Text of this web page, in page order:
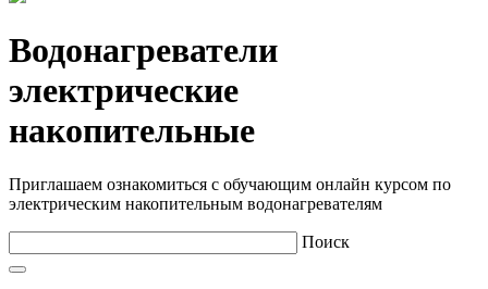
Водонагреватели
электрические
накопительные
Приглашаем ознакомиться с обучающим онлайн курсом по
электрическим накопительным водонагревателям
Поиск